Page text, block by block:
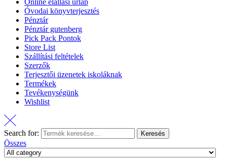
Online elállási űrlap
Óvodai könyvterjesztés
Pénztár
Pénztár gutenberg
Pick Pack Pontok
Store List
Szállítási feltételek
Szerzők
Terjesztői üzenetek iskoláknak
Termékek
Tevékenységünk
Wishlist
Search for: Keresés
Összes